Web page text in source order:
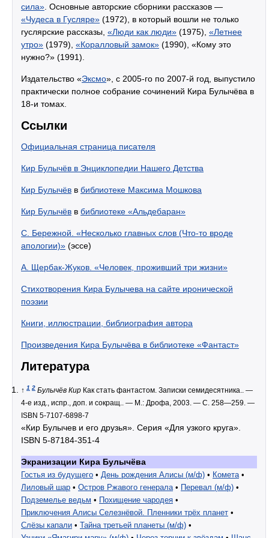
сила». Основные авторские сборники рассказов —
«Чудеса в Гусляре» (1972), в который вошли не только
гуслярские рассказы, «Люди как люди» (1975), «Летнее
утро» (1979), «Коралловый замок» (1990), «Кому это
нужно?» (1991).
Издательство «Эксмо», с 2005-го по 2007-й год, выпустило
практически полное собрание сочинений Кира Булычёва в
18-и томах.
Ссылки
Официальная страница писателя
Кир Булычёв в Энциклопедии Нашего Детства
Кир Булычёв в библиотеке Максима Мошкова
Кир Булычёв в библиотеке «Альдебаран»
С. Бережной. «Несколько главных слов (Что-то вроде
апологии)» (эссе)
А. Щербак-Жуков. «Человек, проживший три жизни»
Стихотворения Кира Булычева на сайте иронической
поэзии
Книги, иллюстрации, библиография автора
Произведения Кира Булычёва в библиотеке «Фантаст»
Литература
↑ 1 2 Булычёв Кир Как стать фантастом. Записки семидесятника.. —
4-е изд., испр., доп. и сокращ.. — М.: Дрофа, 2003. — С. 258—259. —
ISBN 5-7107-6898-7
«Кир Булычев и его друзья». Серия «Для узкого круга».
ISBN 5-87184-351-4
Экранизации Кира Булычёва
Гостья из будущего • День рождения Алисы (м/ф) • Комета•
Лиловый шар • Остров Ржавого генерала• Перевал (м/ф) •
Подземелье ведьм • Похищение чародея •
Приключения Алисы Селезнёвой. Пленники трёх планет •
Слёзы капали • Тайна третьей планеты (м/ф) •